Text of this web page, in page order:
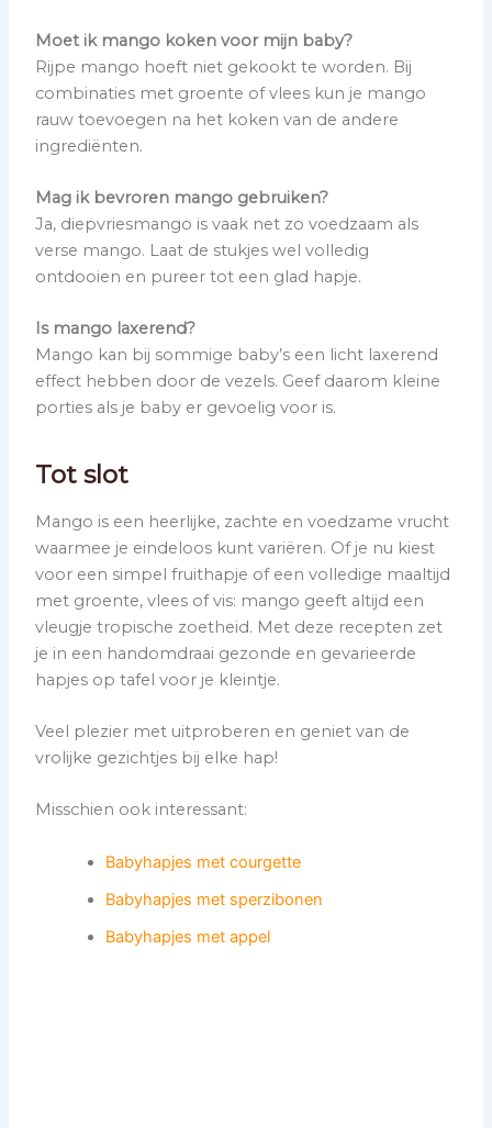
Moet ik mango koken voor mijn baby?
Rijpe mango hoeft niet gekookt te worden. Bij
combinaties met groente of vlees kun je mango
rauw toevoegen na het koken van de andere
ingrediënten.
Mag ik bevroren mango gebruiken?
Ja, diepvriesmango is vaak net zo voedzaam als
verse mango. Laat de stukjes wel volledig
ontdooien en pureer tot een glad hapje.
Is mango laxerend?
Mango kan bij sommige baby’s een licht laxerend
effect hebben door de vezels. Geef daarom kleine
porties als je baby er gevoelig voor is.
Tot slot
Mango is een heerlijke, zachte en voedzame vrucht
waarmee je eindeloos kunt variëren. Of je nu kiest
voor een simpel fruithapje of een volledige maaltijd
met groente, vlees of vis: mango geeft altijd een
vleugje tropische zoetheid. Met deze recepten zet
je in een handomdraai gezonde en gevarieerde
hapjes op tafel voor je kleintje.
Veel plezier met uitproberen en geniet van de
vrolijke gezichtjes bij elke hap!
Misschien ook interessant:
Babyhapjes met courgette
Babyhapjes met sperzibonen
Babyhapjes met appel